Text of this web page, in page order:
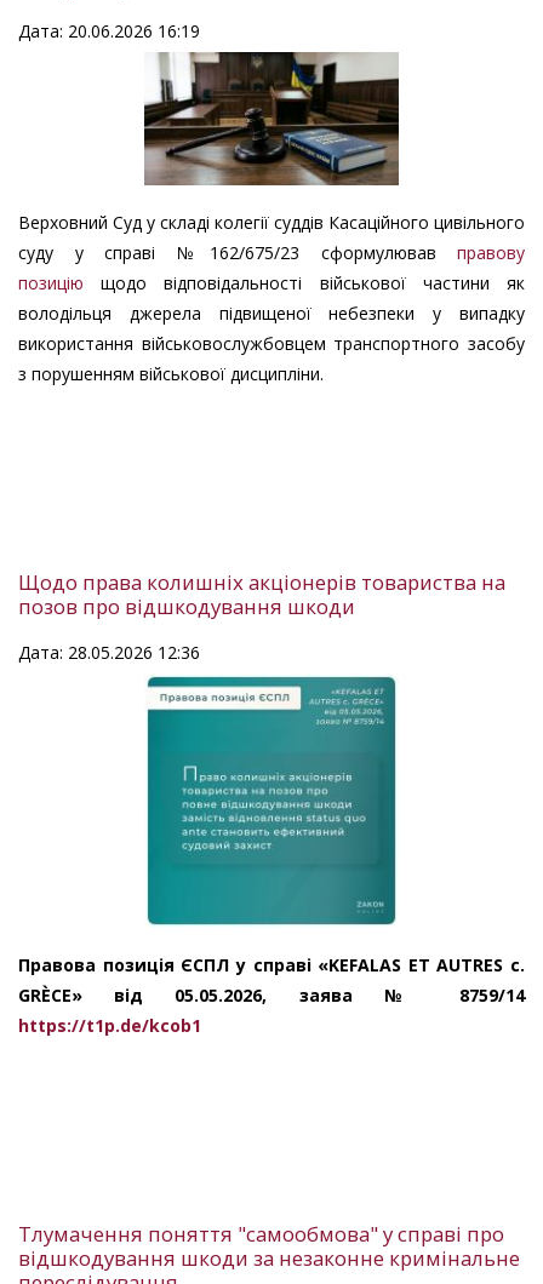
Дата: 20.06.2026 16:19
Верховний Суд у складі колегії суддів Касаційного цивільного
суду у справі №162/675/23 сформулював правову
позиціющодо відповідальності військової частини як
володільця джерела підвищеної небезпеки у випадку
використання військовослужбовцем транспортного засобу
з порушенням військової дисципліни.
Щодо права колишніх акціонерів товариства на
позов про відшкодування шкоди
Дата: 28.05.2026 12:36
Правова позиція ЄСПЛ у справі «KEFALAS ET AUTRES c.
GRÈCE» від 05.05.2026, заява № 8759/14
https://t1p.de/kcob1
Тлумачення поняття "самообмова" у справі про
відшкодування шкоди за незаконне кримінальне